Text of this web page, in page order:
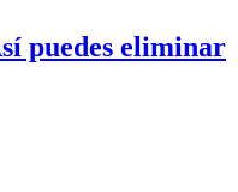
puedes eliminar